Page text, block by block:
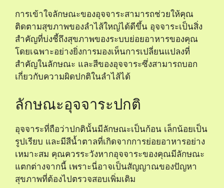
การเข้าใจลักษณะของอุจจาระสามารถช่วยให้คุณ
ติดตามสุขภาพของลำไส้ใหญ่ได้ดีขึ้น อุจจาระเป็นสิ่ง
สำคัญที่บ่งชี้ถึงสุขภาพของระบบย่อยอาหารของคุณ
โดยเฉพาะอย่างยิ่งการมองเห็นการเปลี่ยนแปลงที่
สำคัญในลักษณะ และสีของอุจจาระซึ่งสามารถบอก
เกี่ยวกับความผิดปกติในลำไส้ได้
ลักษณะอุจจาระปกติ
อุจจาระที่ถือว่าปกตินั้นมีลักษณะเป็นก้อน เล็กน้อยเป็น
รูปเรียบ และมีสีน้ำตาลที่เกิดจากการย่อยอาหารอย่าง
เหมาะสม คุณควรระวังหากอุจจาระของคุณมีลักษณะ
แตกต่างจากนี้ เพราะนี่อาจเป็นสัญญาณของปัญหา
สุขภาพที่ต้องไปตรวจสอบเพิ่มเติม